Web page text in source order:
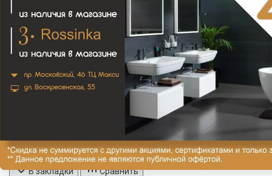
KVANT Ершик напольный, золото
20 160₽
В закладки
Сравнить